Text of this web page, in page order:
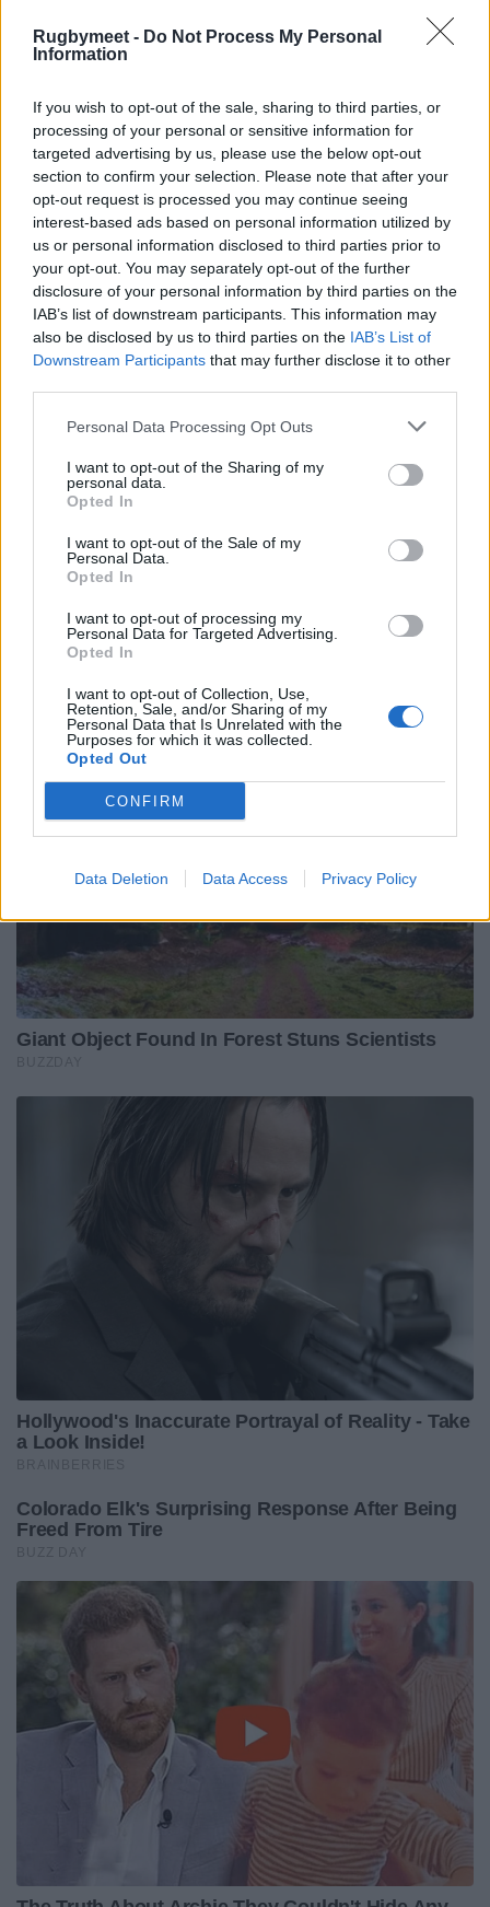
Rugbymeet - Do Not Process My Personal
Information
If you wish to opt-out of the sale, sharing to third parties, or
processing of your personal or sensitive information for
targeted advertising by us, please use the below opt-out
section to confirm your selection. Please note that after your
opt-out request is processed you may continue seeing
interest-based ads based on personal information utilized by
us or personal information disclosed to third parties prior to
your opt-out. You may separately opt-out of the further
disclosure of your personal information by third parties on the
IAB’s list of downstream participants. This information may
also be disclosed by us to third parties on the IAB’s List of
Downstream Participants that may further disclose it to other
Personal Data Processing Opt Outs
I want to opt-out of the Sharing of my
personal data.
Opted In
I want to opt-out of the Sale of my
Personal Data.
Opted In
I want to opt-out of processing my
Personal Data for Targeted Advertising.
Opted In
I want to opt-out of Collection, Use,
Retention, Sale, and/or Sharing of my
Personal Data that Is Unrelated with the
Purposes for which it was collected.
Opted Out
CONFIRM
Data Deletion Data Access Privacy Policy